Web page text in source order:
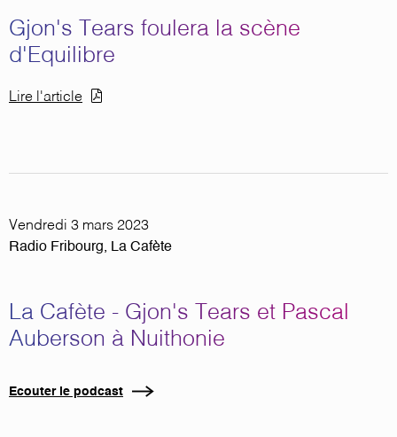
Gjon's Tears foulera la scène
d'Equilibre
Document
Lire l'article
Vendredi 3 mars 2023
Radio Fribourg, La Cafète
La Cafète - Gjon's Tears et Pascal
Auberson à Nuithonie
Ecouter le podcast